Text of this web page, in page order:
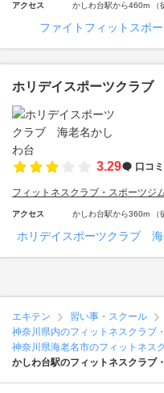
アクセス かしわ台駅から460m （
ファイトフィットスポ
ホリデイスポーツクラブ
3.29 口コミ
フィットネスクラブ・スポーツジ
アクセス かしわ台駅から360m （
ホリデイスポーツクラブ 海
エキテン 習い事・スクール
神奈川県内のフィットネスクラブ
神奈川県海老名市のフィットネス
かしわ台駅のフィットネスクラブ